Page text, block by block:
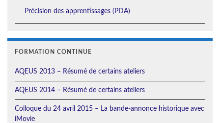
Précision des apprentissages (PDA)
FORMATION CONTINUE
AQEUS 2013 – Résumé de certains ateliers
AQEUS 2014 – Résumé de certains ateliers
Colloque du 24 avril 2015 – La bande-annonce historique avec
iMovie